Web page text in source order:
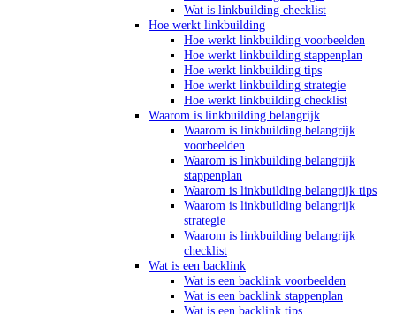
Wat is linkbuilding checklist
Hoe werkt linkbuilding
Hoe werkt linkbuilding voorbeelden
Hoe werkt linkbuilding stappenplan
Hoe werkt linkbuilding tips
Hoe werkt linkbuilding strategie
Hoe werkt linkbuilding checklist
Waarom is linkbuilding belangrijk
Waarom is linkbuilding belangrijk
voorbeelden
Waarom is linkbuilding belangrijk
stappenplan
Waarom is linkbuilding belangrijk tips
Waarom is linkbuilding belangrijk
strategie
Waarom is linkbuilding belangrijk
checklist
Wat is een backlink
Wat is een backlink voorbeelden
Wat is een backlink stappenplan
Wat is een backlink tips